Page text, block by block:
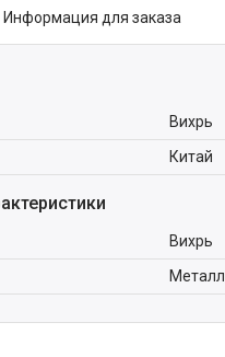
Информация для заказа
Вихрь
Китай
Вихрь
Металл